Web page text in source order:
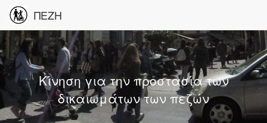
ΠΕΖΗ
Κίνηση για την προστασία των
δικαιωμάτων των πεζών